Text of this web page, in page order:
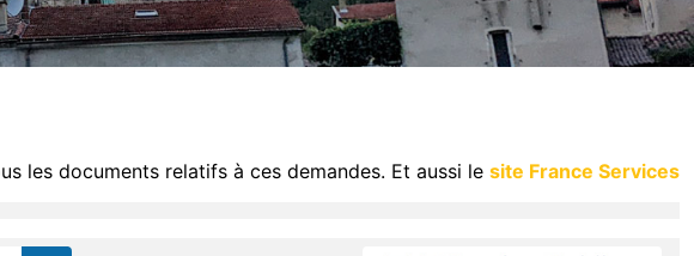
les documents relatifs à ces demandes. Et aussi le site France Services